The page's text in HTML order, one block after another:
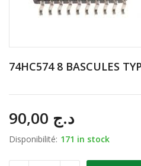
74HC574 8 BASCULES
د.ج
Disponibilité: 171 in stock